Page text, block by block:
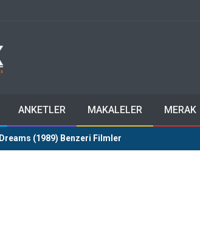
ANKETLER MAKALELER MERAK
(1989) Benzeri Filmler